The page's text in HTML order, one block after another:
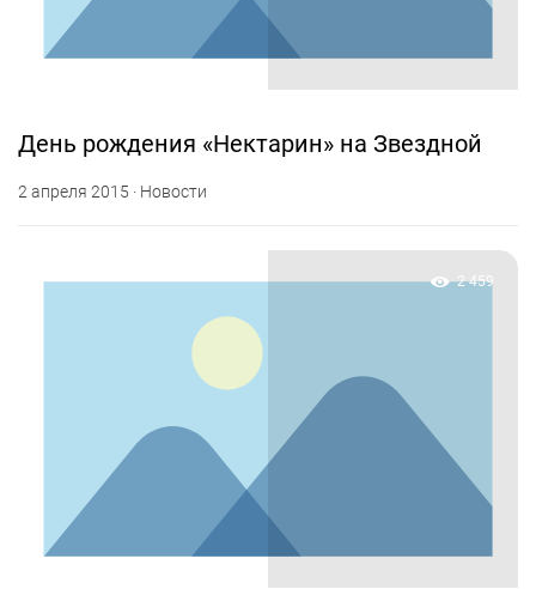
День рождения «Нектарин» на Звездной
2 апреля 2015 · Новости
2 459